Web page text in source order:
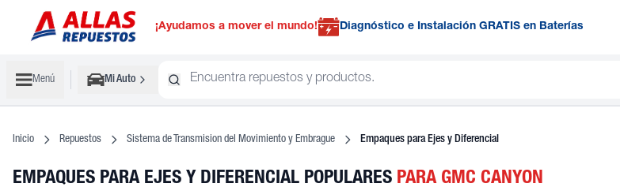
¡Ayudamos a mover el mundo! Diagnóstico e Instalación GRATIS en Baterías
Menú Mi Auto
Inicio Repuestos Sistema de Transmision del Movimiento y Embrague Empaques para Ejes y Diferencial
EMPAQUES PARA EJES Y DIFERENCIAL POPULARES PARA GMC CANYON